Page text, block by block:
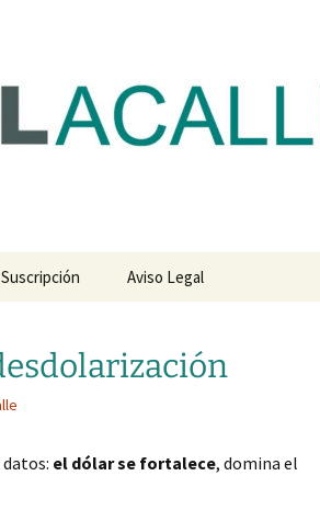
Suscripción Aviso Legal
el dólar se fortalece, domina el